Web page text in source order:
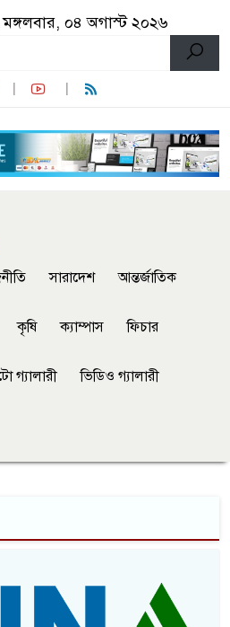
মঙ্গলবার, ০৪ অগাস্ট ২০২৬
সারাদেশ আন্তর্জাতিক
কৃষি ক্যাম্পাস ফিচার
গ্যালারী ভিডিও গ্যালারী